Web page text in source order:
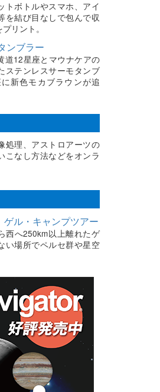
トボトルやスマホ、アイ
を結び目なしで包んで収
リント。
ンブラー
道12星座とマウナケアの
ステンレスサーモタンブ
新色モカブラウンが追
処理、アストロアーツの
こなし方法などをオンラ
ゲル・キャンプツアー
西へ250km以上離れたゲ
い場所でペルセ群や星空